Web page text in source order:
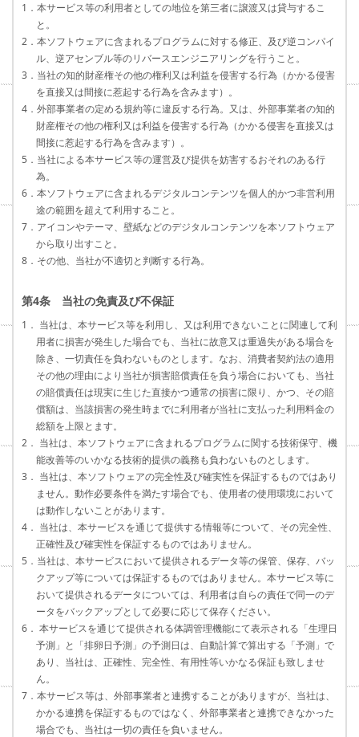
1．本サービス等の利用者としての地位を第三者に譲渡又は貸与するこ
と。
2．本ソフトウェアに含まれるプログラムに対する修正、及び逆コンパイ
ル、逆アセンブル等のリバースエンジニアリングを行うこと。
3．当社の知的財産権その他の権利又は利益を侵害する行為（かかる侵害
を直接又は間接に惹起する行為を含みます）。
4．外部事業者の定める規約等に違反する行為。又は、外部事業者の知的
財産権その他の権利又は利益を侵害する行為（かかる侵害を直接又は
間接に惹起する行為を含みます）。
5．当社による本サービス等の運営及び提供を妨害するおそれのある行
為。
6．本ソフトウェアに含まれるデジタルコンテンツを個人的かつ非営利用
途の範囲を超えて利用すること。
7．アイコンやテーマ、壁紙などのデジタルコンテンツを本ソフトウェア
から取り出すこと。
8．その他、当社が不適切と判断する行為。
第4条 当社の免責及び不保証
1． 当社は、本サービス等を利用し、又は利用できないことに関連して利
用者に損害が発生した場合でも、当社に故意又は重過失がある場合を
除き、一切責任を負わないものとします。なお、消費者契約法の適用
その他の理由により当社が損害賠償責任を負う場合においても、当社
の賠償責任は現実に生じた直接かつ通常の損害に限り、かつ、その賠
償額は、当該損害の発生時までに利用者が当社に支払った利用料金の
総額を上限とます。
2． 当社は、本ソフトウェアに含まれるプログラムに関する技術保守、機
能改善等のいかなる技術的提供の義務も負わないものとします。
3． 当社は、本ソフトウェアの完全性及び確実性を保証するものではあり
ません。動作必要条件を満たす場合でも、使用者の使用環境において
は動作しないことがあります。
4． 当社は、本サービスを通じて提供する情報等について、その完全性、
正確性及び確実性を保証するものではありません。
5．当社は、本サービスにおいて提供されるデータ等の保管、保存、バッ
クアップ等については保証するものではありません。本サービス等に
おいて提供されるデータについては、利用者は自らの責任で同一のデ
ータをバックアップとして必要に応じて保存ください。
6． 本サービスを通じて提供される体調管理機能にて表示される「生理日
予測」と「排卵日予測」の予測日は、自動計算で算出する「予測」で
あり、当社は、正確性、完全性、有用性等いかなる保証も致しませ
ん。
7．本サービス等は、外部事業者と連携することがありますが、当社は、
かかる連携を保証するものではなく、外部事業者と連携できなかった
場合でも、当社は一切の責任を負いません。